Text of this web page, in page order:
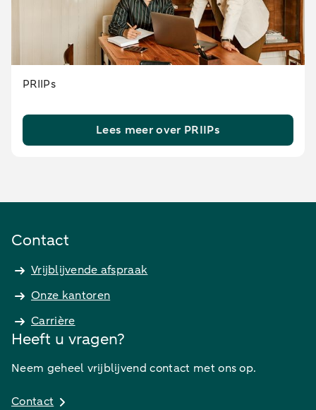
PRIIPs
Lees meer over PRIIPs
Contact
Vrijblijvende afspraak
Onze kantoren
Carrière
Heeft u vragen?
Neem geheel vrijblijvend contact met ons op.
Contact